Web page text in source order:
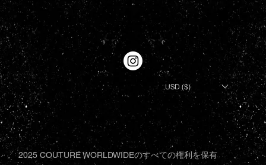
2025 COUTURE WORLDWIDEのすべての権利を保有
USD ($)